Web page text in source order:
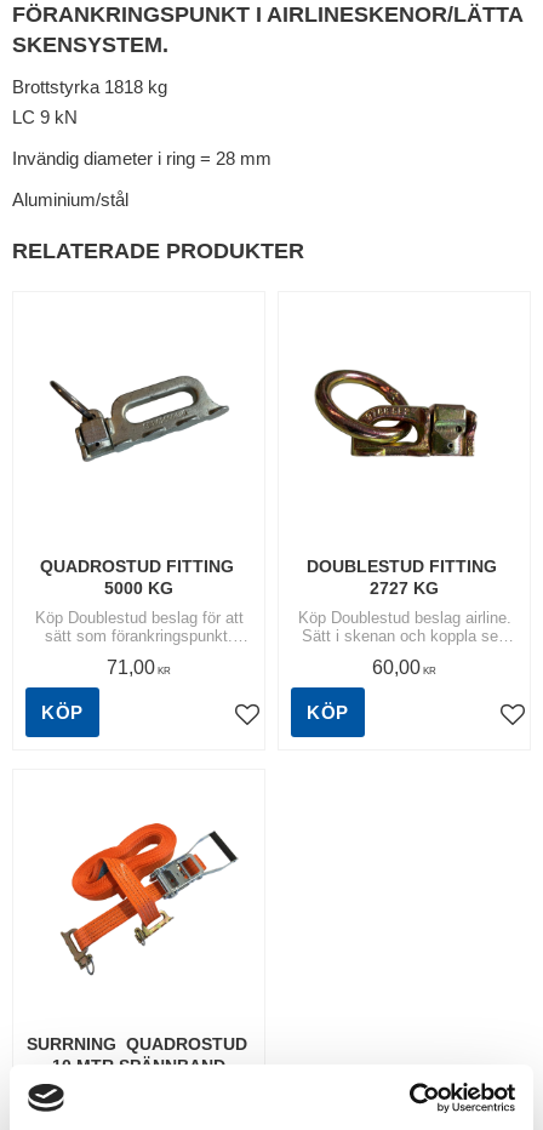
FÖRANKRINGSPUNKT I AIRLINESKENOR/LÄTTA
SKENSYSTEM.
Brottstyrka 1818 kg
LC 9 kN
Invändig diameter i ring = 28 mm
Aluminium/stål
RELATERADE PRODUKTER
QUADROSTUD FITTING
5000 KG
Köp Doublestud beslag för att
sätt som förankringspunkt.
sätt sedan valfritt spännband i
öglan. | Brottstyrka 5.000kg.
71,00 KR
Lägg till i favoriter
KÖP
DOUBLESTUD FITTING
2727 KG
Köp Doublestud beslag airline.
Sätt i skenan och koppla sen
Invändig diameter i ring = 28
60,00 KR
KÖP
SURRNING  QUADROSTUD
10 MTR SPÄNNBAND
Köp Spännband 50 mm
passande kantskena i typ